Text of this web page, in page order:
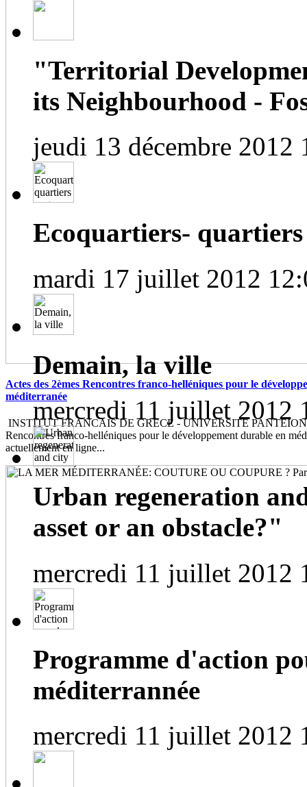
Actes des 2èmes Rencontres franco-helléniques pour le
méditerranée
INSTITUT FRANCAIS DE GRECE - UNIVERSITE PANTEION
Rencontres franco-helléniques pour le développement durable en
actuellement en ligne...
"Territorial
its Neighbourhood -
jeudi 13 décembre 2012
Ecoquartiers- quartiers
mardi 17 juillet 2012
Demain, la ville
mercredi 11 juillet 2012
Urban regeneration
asset or an obstacle?"
mercredi 11 juillet 2012
Programme d'action
méditerrannée
mercredi 11 juillet 2012